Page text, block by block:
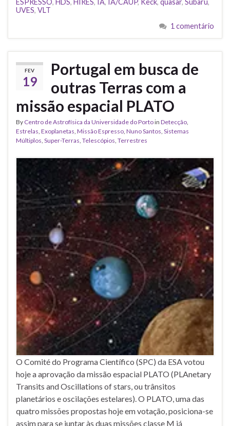
ESPRESSO, HDS, HIRES, IA, IA/CAUP, Keck, quasar, Subaru,
UVES, VLT
1 comentário
FEV
19
Portugal em busca de
outras Terras com a
missão espacial PLATO
By Centro de Astrofísica da Universidade do Portoin Detecção,
Estrelas, Exoplanetas, Missão Espresso, Nuno Santos, Sistemas
Múltiplos, Super-Terras, Telescópios, Terrestres
O Comité do Programa Científico (SPC) da ESA votou
hoje a aprovação da missão espacial PLATO (PLAnetary
Transits and Oscillations of stars, ou trânsitos
planetários e oscilações estelares). O PLATO, uma das
quatro missões propostas hoje em votação, posiciona-se
assim para se juntar às duas missões classe M já